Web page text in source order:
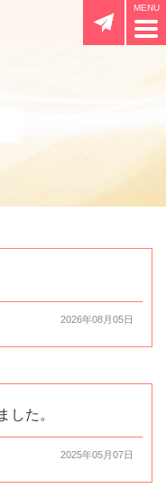
2026年08月05日
した。
2025年05月07日